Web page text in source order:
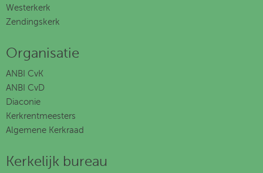
Westerkerk
Zendingskerk
Organisatie
ANBI CvK
ANBI CvD
Diaconie
Kerkrentmeesters
Algemene Kerkraad
Kerkelijk bureau